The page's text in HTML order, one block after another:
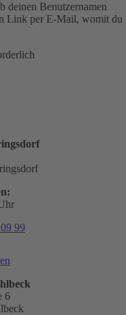
deinen Benutzernamen
Link per E-Mail, womit du
99
6